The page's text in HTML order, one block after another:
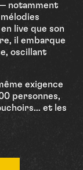
notamment
live que son
il embarque
oscillant
exigence
personnes,
et les